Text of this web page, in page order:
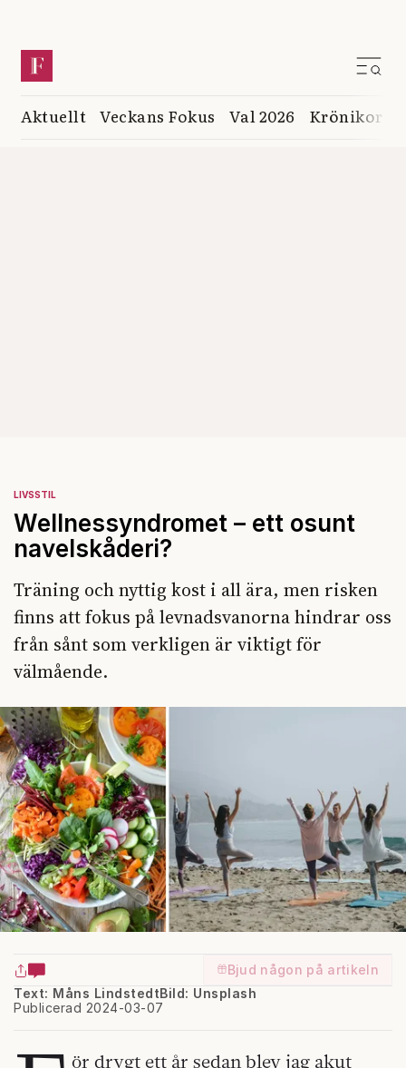
Aktuellt Veckans Fokus Val 2026 Krönikor
LIVSSTIL
Wellnessyndromet – ett osunt
navelskåderi?
Träning och nyttig kost i all ära, men risken
finns att fokus på levnadsvanorna hindrar oss
från sånt som verkligen är viktigt för
välmående.
Bjud någon på artikeln
Text: Måns Lindstedt
Publicerad 2024-03-07
Bild: Unsplash
ör drygt ett år sedan blev jag akut